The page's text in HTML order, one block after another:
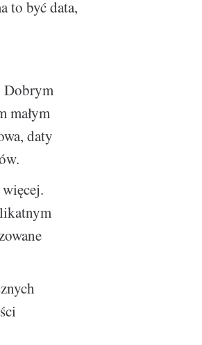
to być data,
Dobrym
małym
daty